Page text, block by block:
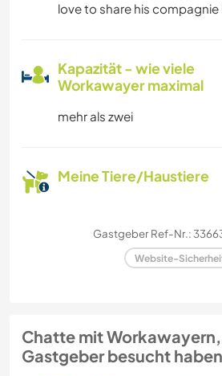
love to share his compagnie
Kapazität - wie viele
Workawayer maximal
mehr als zwei
Meine Tiere/Haustiere
Gastgeber Ref-Nr.:
Website-
Chatte mit
Gastgeber besucht haben